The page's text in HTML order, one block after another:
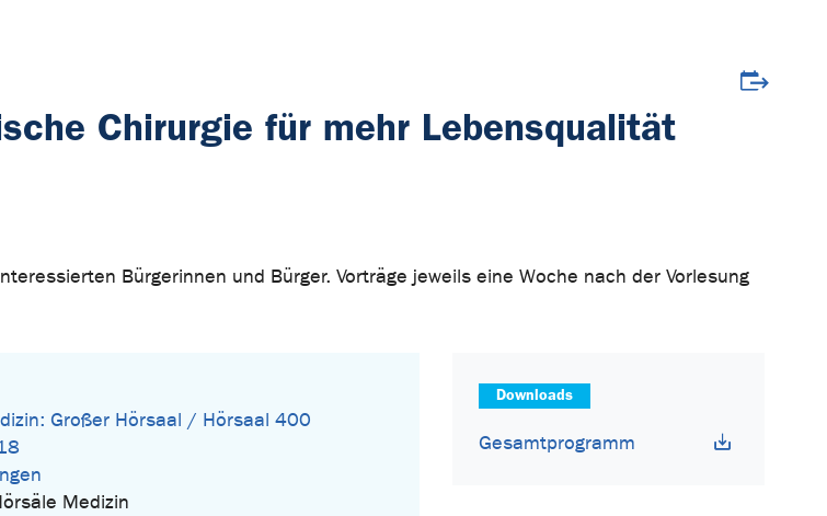
Chirurgie für mehr Lebensqualität
Bürgerinnen und Bürger. Vorträge jeweils eine Woche nach der Vorlesung
Großer Hörsaal / Hörsaal 400
Medizin
Downloads
Gesamtprogramm